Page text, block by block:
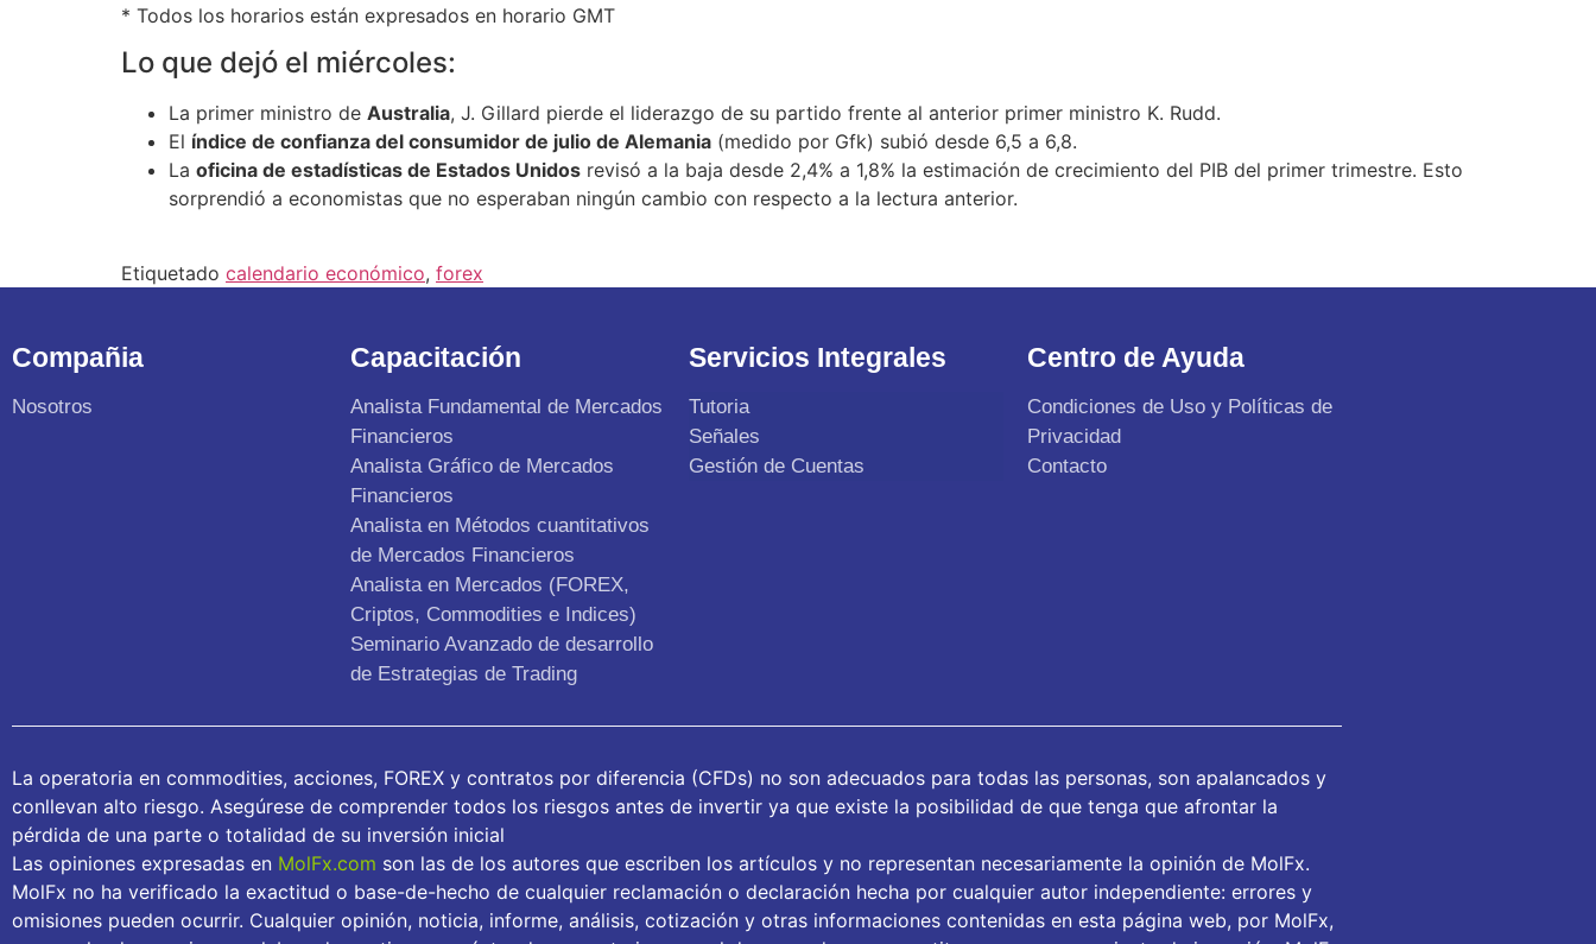
* Todos los horarios están expresados en horario GMT
Lo que dejó el miércoles:
La primer ministro de Australia, J. Gillard pierde el liderazgo de su partido frente al anterior primer ministro K. Rudd.
El índice de confianza del consumidor de julio de Alemania (medido por Gfk) subió desde 6,5 a 6,8.
La oficina de estadísticas de Estados Unidos revisó a la baja desde 2,4% a 1,8% la estimación de crecimiento del PIB del primer trimestre. Esto
sorprendió a economistas que no esperaban ningún cambio con respecto a la lectura anterior.
Etiquetado calendario económico, forex
Compañia
Nosotros
Capacitación
Analista Fundamental de Mercados
Financieros
Analista Gráfico de Mercados
Financieros
Analista en Métodos cuantitativos
de Mercados Financieros
Analista en Mercados (FOREX,
Criptos, Commodities e Indices)
Seminario Avanzado de desarrollo
de Estrategias de Trading
Servicios Integrales
Tutoria
Señales
Gestión de Cuentas
Centro de Ayuda
Condiciones de Uso y Políticas de
Privacidad
Contacto
La operatoria en commodities, acciones, FOREX y contratos por diferencia (CFDs) no son adecuados para todas las personas, son apalancados y
conllevan alto riesgo. Asegúrese de comprender todos los riesgos antes de invertir ya que existe la posibilidad de que tenga que afrontar la
pérdida de una parte o totalidad de su inversión inicial
Las opiniones expresadas en MolFx.com son las de los autores que escriben los artículos y no representan necesariamente la opinión de MolFx.
MolFx no ha verificado la exactitud o base-de-hecho de cualquier reclamación o declaración hecha por cualquier autor independiente: errores y
omisiones pueden ocurrir. Cualquier opinión, noticia, informe, análisis, cotización y otras informaciones contenidas en esta página web, por MolFx,